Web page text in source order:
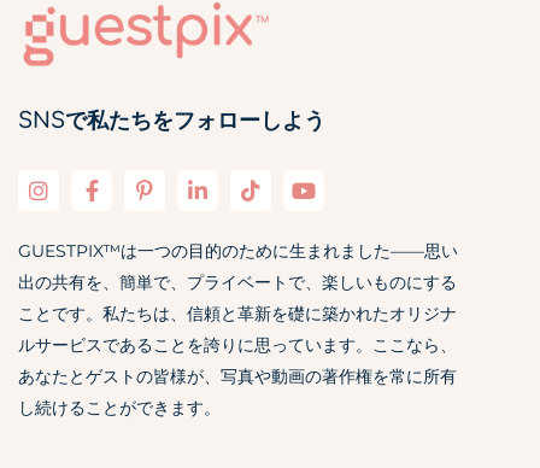
SNSで私たちをフォローしよう
GUESTPIX™は一つの目的のために生まれました——思い
出の共有を、簡単で、プライベートで、楽しいものにする
ことです。私たちは、信頼と革新を礎に築かれたオリジナ
ルサービスであることを誇りに思っています。ここなら、
あなたとゲストの皆様が、写真や動画の著作権を常に所有
し続けることができます。